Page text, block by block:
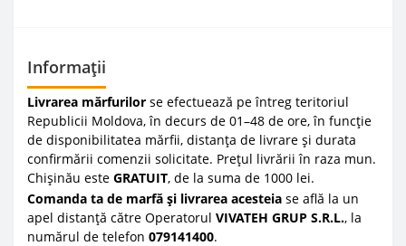
Informații
Livrarea mărfurilor se efectuează pe întreg teritoriul
Republicii Moldova, în decurs de 01–48 de ore, în funcție
de disponibilitatea mărfii, distanța de livrare și durata
confirmării comenzii solicitate. Prețul livrării în raza mun.
Chișinău este GRATUIT, de la suma de 1000 lei.
Comanda ta de marfă și livrarea acesteia se află la un
apel distanță către Operatorul VIVATEH GRUP S.R.L., la
numărul de telefon 079141400.